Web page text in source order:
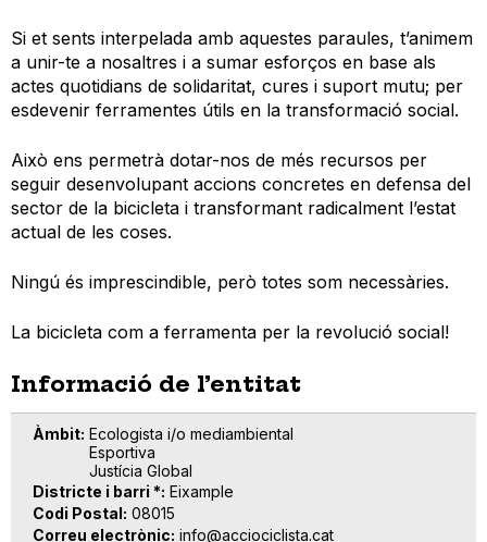
Si et sents interpelada amb aquestes paraules, t’animem
a unir-te a nosaltres i a sumar esforços en base als
actes quotidians de solidaritat, cures i suport mutu; per
esdevenir ferramentes útils en la transformació social.
Això ens permetrà dotar-nos de més recursos per
seguir desenvolupant accions concretes en defensa del
sector de la bicicleta i transformant radicalment l’estat
actual de les coses.
Ningú és imprescindible, però totes som necessàries.
La bicicleta com a ferramenta per la revolució social!
Informació de l’entitat
Àmbit Ecologista i/o mediambiental
Esportiva
Justícia Global
Districte i barri *
Eixample
Codi Postal 08015
Correu electrònic info@acciociclista.cat